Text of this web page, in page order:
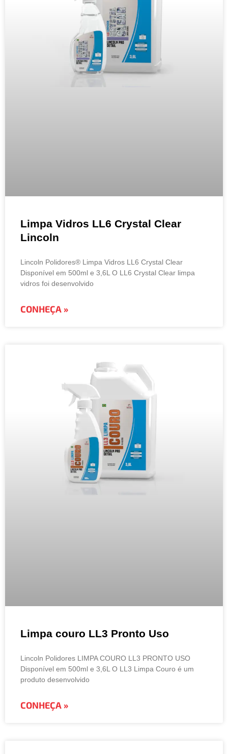
Limpa Vidros LL6 Crystal Clear
Lincoln
Lincoln Polidores® Limpa Vidros LL6 Crystal Clear
Disponível em 500ml e 3,6L O LL6 Crystal Clear limpa
vidros foi desenvolvido
CONHEÇA »
Limpa couro LL3 Pronto Uso
Lincoln Polidores LIMPA COURO LL3 PRONTO USO
Disponível em 500ml e 3,6L O LL3 Limpa Couro é um
produto desenvolvido
CONHEÇA »